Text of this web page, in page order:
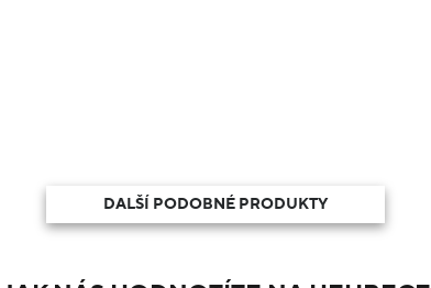
DALŠÍ PODOBNÉ PRODUKTY